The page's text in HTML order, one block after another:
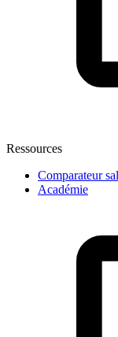
Ressources
Comparateur
Académie